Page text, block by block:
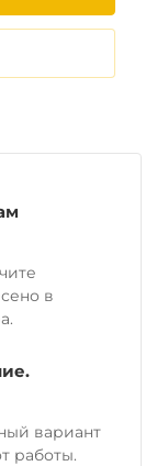
в
вариант
работы.